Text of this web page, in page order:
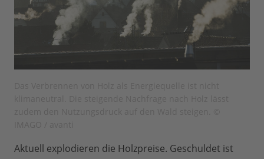
Aktuell explodieren die Holzpreise. Geschuldet ist